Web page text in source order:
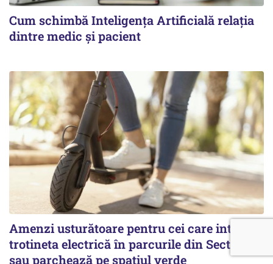
Cum schimbă Inteligența Artificială relația
dintre medic și pacient
Amenzi usturătoare pentru cei care intră cu
trotineta electrică în parcurile din Sectorul 1
sau parchează pe spațiul verde